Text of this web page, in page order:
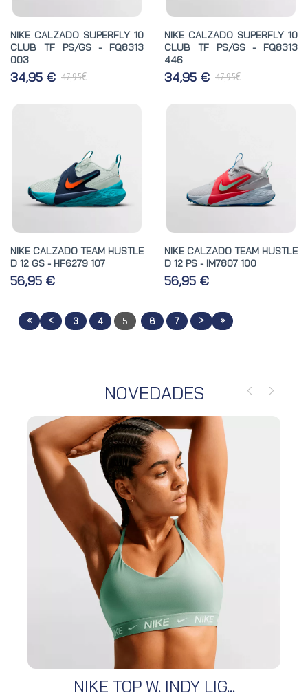
NIKE CALZADO SUPERFLY 10
CLUB TF PS/GS - FQ8313
003
34,95 € 47,95€
NIKE CALZADO SUPERFLY 10
CLUB TF PS/GS - FQ8313
446
34,95 € 47,95€
NIKE CALZADO TEAM HUSTLE
D 12 GS - HF6279 107
56,95 €
NIKE CALZADO TEAM HUSTLE
D 12 PS - IM7807 100
56,95 €
« < 3 4 5 6 7 > »
NOVEDADES
NIKE TOP W. INDY LIG...